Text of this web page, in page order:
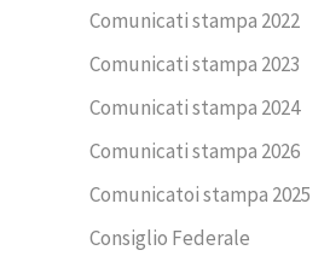
Comunicati stampa 2022
Comunicati stampa 2023
Comunicati stampa 2024
Comunicati stampa 2026
Comunicatoi stampa 2025
Consiglio Federale